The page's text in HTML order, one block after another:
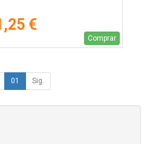
€
Comprar
01 Sig.